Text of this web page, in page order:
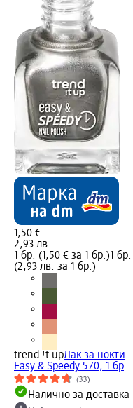
1,50 €
2,93 лв.
1 бр. (1,50 € за 1 бр.)1 бр.
(2,93 лв. за 1 бр.)
trend !t upЛак за нокти
Easy & Speedy 570, 1 бр
(33)
Налично за доставка